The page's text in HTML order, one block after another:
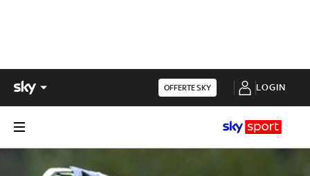
OFFERTE SKY LOGIN